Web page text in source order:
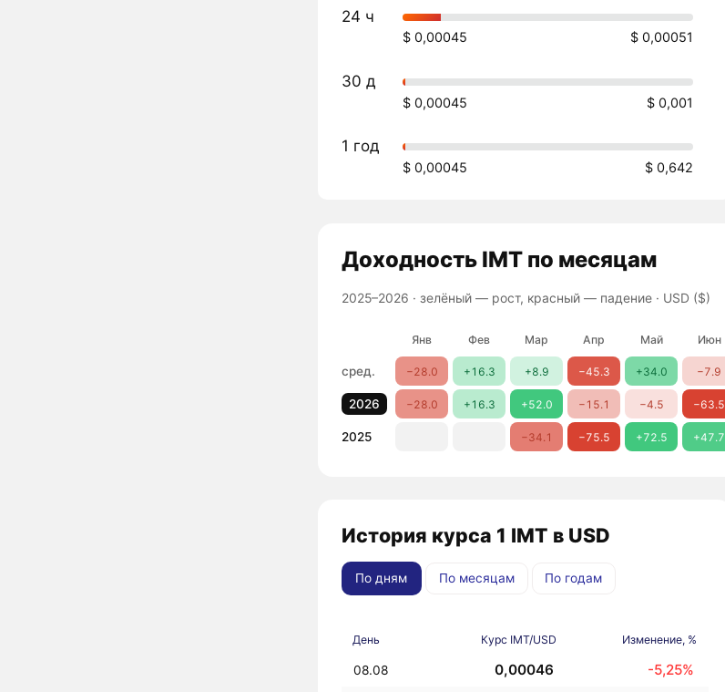
24 ч
$ 0,00045 $ 0,00051
30 д
$ 0,00045 $ 0,001
1 год
$ 0,00045 $ 0,642
ДоходностьIMT по месяцам
2025–2026 · зелёный — рост, красный — падение· USD ($)
Янв Фев Мар Апр Май Июн
сред. −28.0 +16.3 +8.9 −45.3 +34.0 −7.9
2026 −28.0 +16.3 +52.0 −15.1 −4.5 −63.5
2025 −34.1 −75.5 +72.5 +47.7
История курса 1 IMT в USD
По дням По месяцам По годам
День Курс IMT/USD Изменение, %
08.08 0,00046 -5,25%